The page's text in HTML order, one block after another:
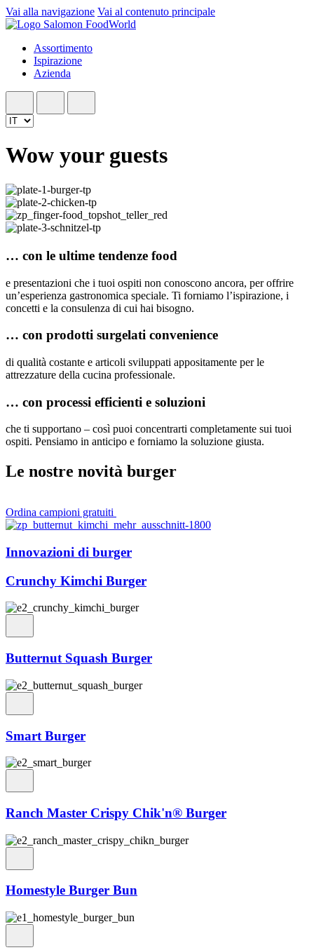
Vai alla navigazione Vai al contenuto principale
Assortimento
Ispirazione
Azienda
Wow your guests
… con le ultime tendenze food
e presentazioni che i tuoi ospiti non conoscono ancora, per offrire
un’esperienza gastronomica speciale. Ti forniamo l’ispirazione, i
concetti e la consulenza di cui hai bisogno.
… con prodotti surgelati convenience
di qualità costante e articoli sviluppati appositamente per le
attrezzature della cucina professionale.
… con processi efficienti e soluzioni
che ti supportano – così puoi concentrarti completamente sui tuoi
ospiti. Pensiamo in anticipo e forniamo la soluzione giusta.
Le nostre novità burger
Ordina campioni gratuiti
Innovazioni di burger
Crunchy Kimchi Burger
Butternut Squash Burger
Smart Burger
Ranch Master Crispy Chik'n® Burger
Homestyle Burger Bun